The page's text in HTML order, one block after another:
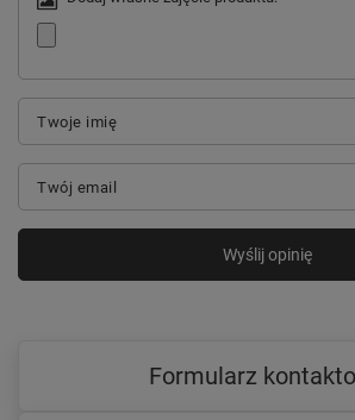
Twoje imię
Twój email
Wyślij opinię
Formularz